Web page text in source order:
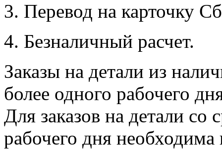
3. Перевод на карточку
4. Безналичный расчет.
Заказы на детали из
более одного рабочего
Для заказов на детали со
рабочего дня необходима